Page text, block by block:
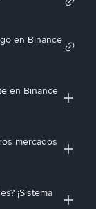
en Binance
en Binance
mercados
¡Sistema